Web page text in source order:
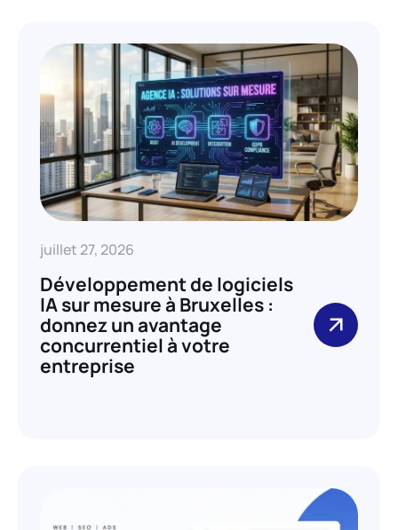
juillet 27, 2026
Développement de logiciels
IA sur mesure à Bruxelles :
donnez un avantage
concurrentiel à votre
entreprise